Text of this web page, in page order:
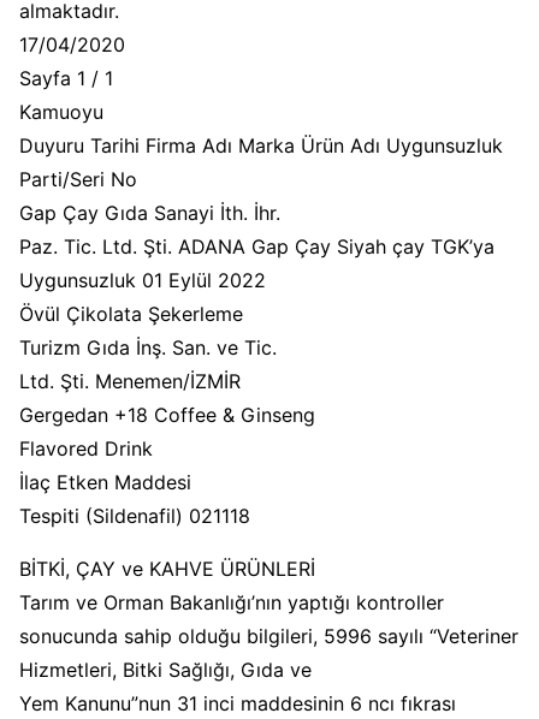
almaktadır.
17/04/2020
Sayfa 1 / 1
Kamuoyu
Duyuru Tarihi Firma Adı Marka Ürün Adı Uygunsuzluk
Parti/Seri No
Gap Çay Gıda Sanayi İth. İhr.
Paz. Tic. Ltd. Şti. ADANA Gap Çay Siyah çay TGK’ya
Uygunsuzluk 01 Eylül 2022
Övül Çikolata Şekerleme
Turizm Gıda İnş. San. ve Tic.
Ltd. Şti. Menemen/İZMİR
Gergedan +18 Coffee & Ginseng
Flavored Drink
İlaç Etken Maddesi
Tespiti (Sildenafil) 021118
BİTKİ, ÇAY ve KAHVE ÜRÜNLERİ
Tarım ve Orman Bakanlığı’nın yaptığı kontroller
sonucunda sahip olduğu bilgileri, 5996 sayılı “Veteriner
Hizmetleri, Bitki Sağlığı, Gıda ve
Yem Kanunu”nun 31 inci maddesinin 6 ncı fıkrası